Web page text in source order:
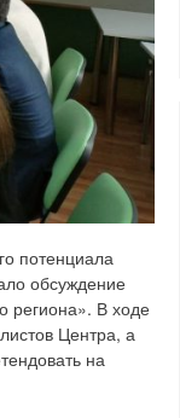
потенциала
обсуждение
региона». В ходе
Центра, а
на